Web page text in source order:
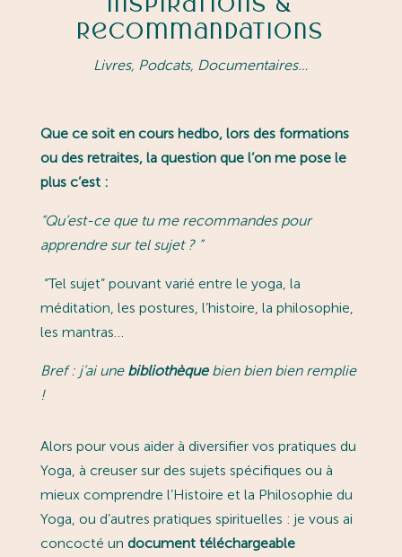
Recommandations
Livres, Podcats, Documentaires…
Que ce soit en cours hedbo, lors des formations
ou des retraites, la question que l’on me pose le
plus c’est :
“Qu’est-ce que tu me recommandes pour
apprendre sur tel sujet ? ”
“Tel sujet” pouvant varié entre le yoga, la
méditation, les postures, l’histoire, la philosophie,
les mantras…
Bref : j’ai une bibliothèquebien bien bien remplie
!
Alors pour vous aider à diversifier vos pratiques du
Yoga, à creuser sur des sujets spécifiques ou à
mieux comprendre l’Histoire et la Philosophie du
Yoga, ou d’autres pratiques spirituelles : je vous ai
concocté un document téléchargeable